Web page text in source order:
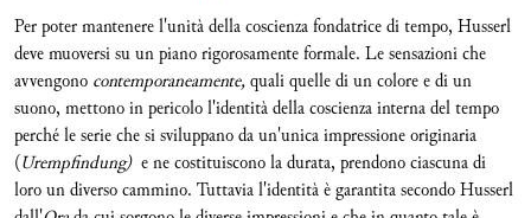
Per poter mantenere l'unità della coscienza fondatrice di tempo, Husserl
deve muoversi su un piano rigorosamente formale. Le sensazioni che
avvengono contemporaneamente,quali quelle di un colore e di un
suono, mettono in pericolo l'identità della coscienza interna del tempo
perché le serie che si sviluppano da un'unica impressione originaria
(Urempfindung) e ne costituiscono la durata, prendono ciascuna di
loro un diverso cammino. Tuttavia l'identità è garantita secondo Husserl